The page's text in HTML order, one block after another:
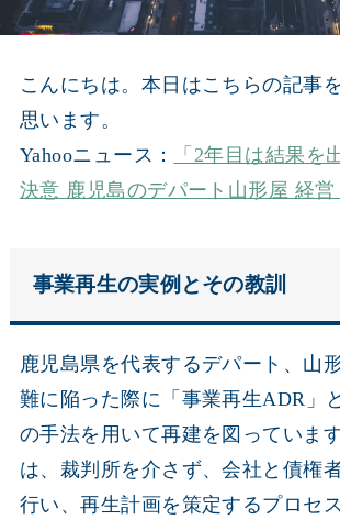
こんにちは。本日はこちらの記事
思います。
Yahooニュース：
「2年目は結果を
決意 鹿児島のデパート山形屋 経
事業再生の実例とその教訓
鹿児島県を代表するデパート、山
難に陥った際に「事業再生ADR」
の手法を用いて再建を図っていま
は、裁判所を介さず、会社と債権
行い、再生計画を策定するプロセ